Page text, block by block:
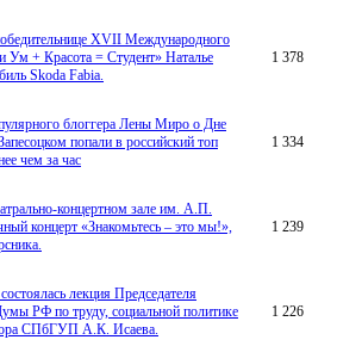
XVII Международного
Ум + Красота = Студент» Наталье
Skoda Fabia.
1 378
блоггера Лены Миро о Дне
попали в российский топ
чем за час
1 334
концертном зале им. А.П.
концерт «Знакомьтесь – это мы!»,
1 239
лекция Председателя
РФ по труду, социальной политике
СПбГУП А.К. Исаева.
1 226